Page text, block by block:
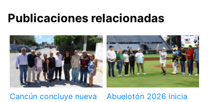
Publicaciones relacionadas
Cancún concluye nueva
Abuelotón 2026 inicia